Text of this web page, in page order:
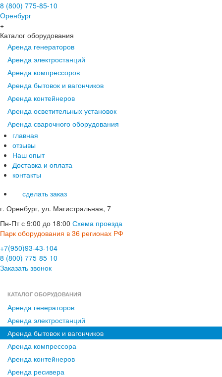
8 (800) 775-85-10
Оренбург
+
Каталог оборудования
Аренда генераторов
Аренда электростанций
Аренда компрессоров
Аренда бытовок и вагончиков
Аренда контейнеров
Аренда осветительных установок
Аренда сварочного оборудования
главная
отзывы
Наш опыт
Доставка и оплата
контакты
сделать заказ
г. Оренбург, ул. Магистральная, 7
Пн-Пт с 9:00 до 18:00 Схема проезда
Парк оборудования в 36 регионах РФ
+7(950)93-43-104
8 (800) 775-85-10
Заказать звонок
КАТАЛОГ ОБОРУДОВАНИЯ
Аренда генераторов
Аренда электростанций
Аренда бытовок и вагончиков
Аренда компрессора
Аренда контейнеров
Аренда ресивера